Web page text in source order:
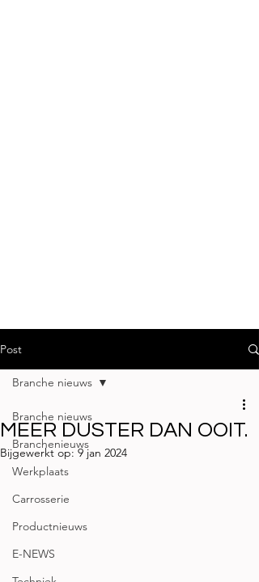
Post
Branche nieuws
Branchenieuws
Werkplaats
Carrosserie
Productnieuws
E-NEWS
Branche nieuws
MEER DUSTER DAN OOIT.
Bijgewerkt op:9 jan 2024